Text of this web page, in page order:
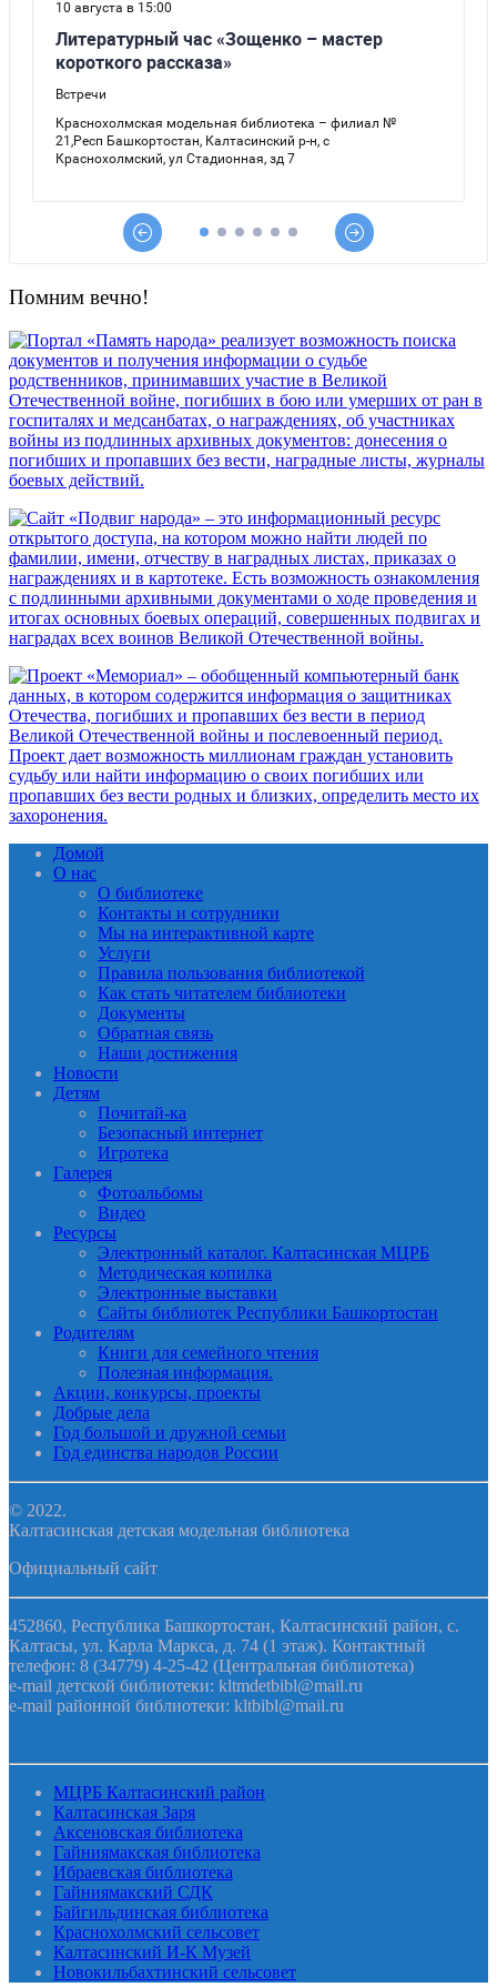
Помним вечно!
Домой
О нас
О библиотеке
Контакты и сотрудники
Мы на интерактивной карте
Услуги
Правила пользования библиотекой
Как стать читателем библиотеки
Документы
Обратная связь
Наши достижения
Новости
Детям
Почитай-ка
Безопасный интернет
Игротека
Галерея
Фотоальбомы
Видео
Ресурсы
Электронный каталог. Калтасинская МЦРБ
Методическая копилка
Электронные выставки
Сайты библиотек Республики Башкортостан
Родителям
Книги для семейного чтения
Полезная информация.
Акции, конкурсы, проекты
Добрые дела
Год большой и дружной семьи
Год единства народов России
© 2022.
Калтасинская детская модельная библиотека
Официальный сайт
452860, Республика Башкортостан, Калтасинский район, с.
Калтасы, ул. Карла Маркса, д. 74 (1 этаж). Контактный
телефон: 8 (34779) 4-25-42 (Центральная библиотека)
e-mail детской библиотеки: kltmdetbibl@mail.ru
e-mail районной библиотеки: kltbibl@mail.ru
МЦРБ Калтасинский район
Калтасинская Заря
Аксеновская библиотека
Гайниямакская библиотека
Ибраевская библиотека
Гайниямакский СДК
Байгильдинская библиотека
Краснохолмский сельсовет
Калтасинский И-К Музей
Новокильбахтинский сельсовет